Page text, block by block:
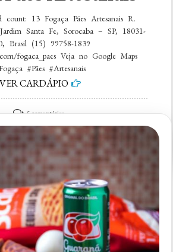
13 Fogaça Pães Artesanais R.
Santa Fe, Sorocaba – SP, 18031-
Brasil (15) 99758-1839
fogaca_paes Veja no Google Maps
#Pães #Artesanais
VER CARDÁPIO
5 comentáriosem
Fogaça
Artesanais